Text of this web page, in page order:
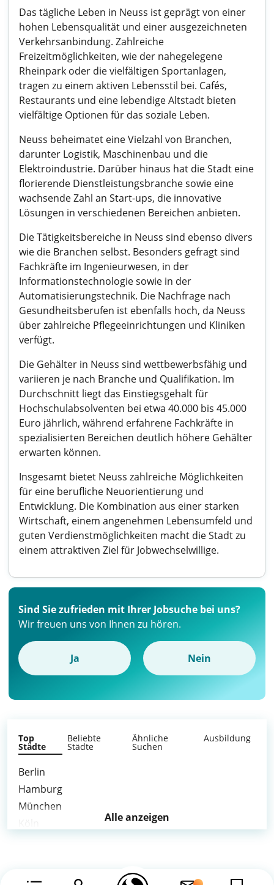
Das tägliche Leben in Neuss ist geprägt von einer
hohen Lebensqualität und einer ausgezeichneten
Verkehrsanbindung. Zahlreiche
Freizeitmöglichkeiten, wie der nahegelegene
Rheinpark oder die vielfältigen Sportanlagen,
tragen zu einem aktiven Lebensstil bei. Cafés,
Restaurants und eine lebendige Altstadt bieten
vielfältige Optionen für das soziale Leben.
Neuss beheimatet eine Vielzahl von Branchen,
darunter Logistik, Maschinenbau und die
Elektroindustrie. Darüber hinaus hat die Stadt eine
florierende Dienstleistungsbranche sowie eine
wachsende Zahl an Start-ups, die innovative
Lösungen in verschiedenen Bereichen anbieten.
Die Tätigkeitsbereiche in Neuss sind ebenso divers
wie die Branchen selbst. Besonders gefragt sind
Fachkräfte im Ingenieurwesen, in der
Informationstechnologie sowie in der
Automatisierungstechnik. Die Nachfrage nach
Gesundheitsberufen ist ebenfalls hoch, da Neuss
über zahlreiche Pflegeeinrichtungen und Kliniken
verfügt.
Die Gehälter in Neuss sind wettbewerbsfähig und
variieren je nach Branche und Qualifikation. Im
Durchschnitt liegt das Einstiegsgehalt für
Hochschulabsolventen bei etwa 40.000 bis 45.000
Euro jährlich, während erfahrene Fachkräfte in
spezialisierten Bereichen deutlich höhere Gehälter
erwarten können.
Insgesamt bietet Neuss zahlreiche Möglichkeiten
für eine berufliche Neuorientierung und
Entwicklung. Die Kombination aus einer starken
Wirtschaft, einem angenehmen Lebensumfeld und
guten Verdienstmöglichkeiten macht die Stadt zu
einem attraktiven Ziel für Jobwechselwillige.
Sind Sie zufrieden mit Ihrer Jobsuche bei uns?
Wir freuen uns von Ihnen zu hören.
Ja Nein
Top
Städte
Beliebte
Städte
Ähnliche
Suchen
Ausbildung
Berlin
Hamburg
München
Alle anzeigen